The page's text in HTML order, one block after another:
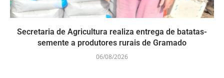
Secretaria de Agricultura realiza entrega de batatas-
semente a produtores rurais de Gramado
06/08/2026